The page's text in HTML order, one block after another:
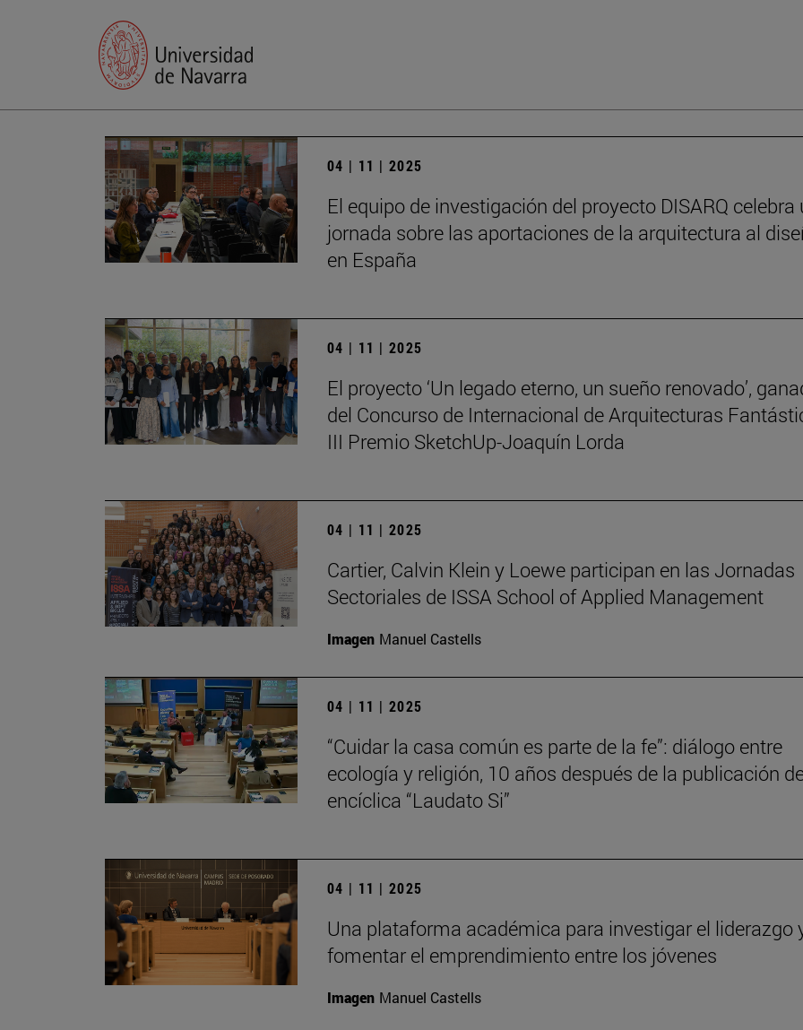
04 | 11 | 2025
El equipo de investigación del proyecto DISARQ celebra
jornada sobre las aportaciones de la arquitectura al
en España
04 | 11 | 2025
El proyecto ‘Un legado eterno, un sueño renovado’,
del Concurso de Internacional de Arquitecturas
III Premio SketchUp-Joaquín Lorda
04 | 11 | 2025
Cartier, Calvin Klein y Loewe participan en las Jornadas
Sectoriales de ISSA School of Applied Management
Imagen Manuel Castells
04 | 11 | 2025
“Cuidar la casa común es parte de la fe”: diálogo entre
ecología y religión, 10 años después de la publicación
encíclica “Laudato Si”
04 | 11 | 2025
Una plataforma académica para investigar el liderazgo
fomentar el emprendimiento entre los jóvenes
Imagen Manuel Castells